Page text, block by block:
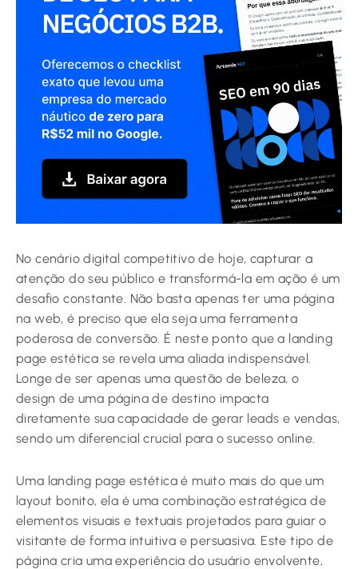
No cenário digital competitivo de hoje, capturar a
atenção do seu público e transformá-la em ação é um
desafio constante. Não basta apenas ter uma página
na web, é preciso que ela seja uma ferramenta
poderosa de conversão. É neste ponto que a landing
page estética se revela uma aliada indispensável.
Longe de ser apenas uma questão de beleza, o
design de uma página de destino impacta
diretamente sua capacidade de gerar leads e vendas,
sendo um diferencial crucial para o sucesso online.
Uma landing page estética é muito mais do que um
layout bonito, ela é uma combinação estratégica de
elementos visuais e textuais projetados para guiar o
visitante de forma intuitiva e persuasiva. Este tipo de
página cria uma experiência do usuário envolvente,